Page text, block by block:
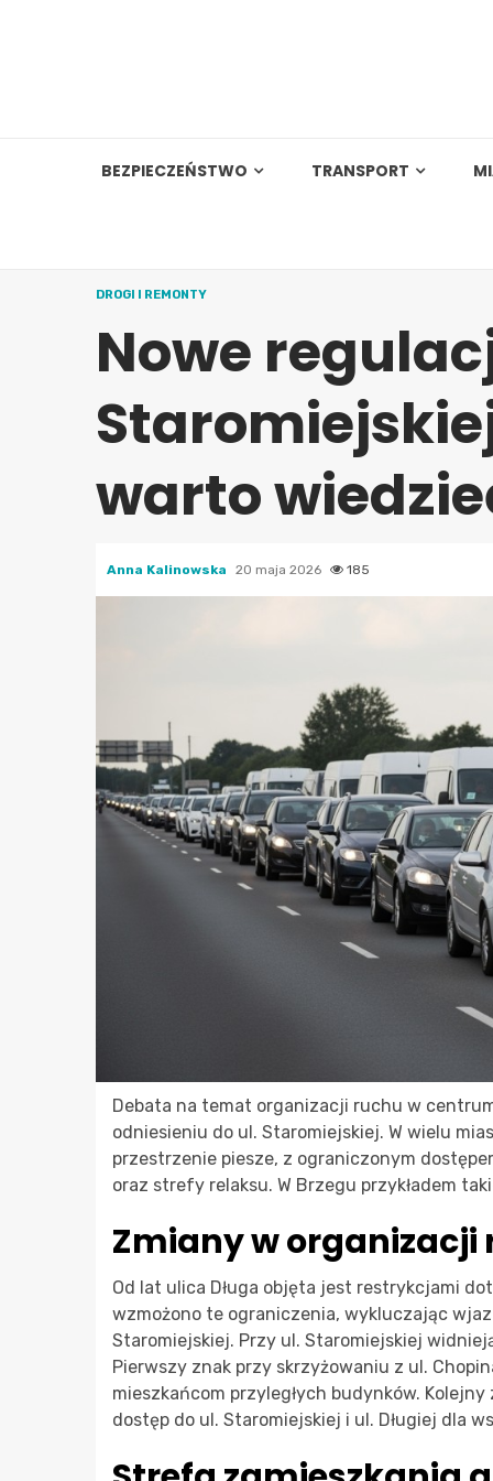
BEZPIECZEŃSTWO TRANSPORT
DROGI I REMONTY
Nowe
warto
Anna Kalinowska 20 maja 2026 185
Debata na temat organizacji ruchu w
odniesieniu do ul. Staromiejskiej. W wielu
przestrzenie piesze, z ograniczonym
oraz strefy relaksu. W Brzegu przykładem
Zmiany w organizacji
Od lat ulica Długa objęta jest restrykcjami
wzmożono te ograniczenia, wykluczając
Staromiejskiej. Przy ul. Staromiejskiej
Pierwszy znak przy skrzyżowaniu z ul.
mieszkańcom przyległych budynków.
dostęp do ul. Staromiejskiej i ul. Długiej dla